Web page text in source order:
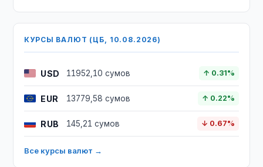
КУРСЫ ВАЛЮТ (ЦБ, 10.08.2026)
USD 11952,10 сумов ↑ 0.31%
EUR 13779,58 сумов ↑ 0.22%
RUB 145,21 сумов ↓ 0.67%
Все курсы валют →